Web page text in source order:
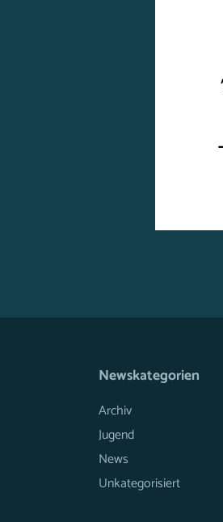
Newskategorien
Archiv
Jugend
News
Unkategorisiert